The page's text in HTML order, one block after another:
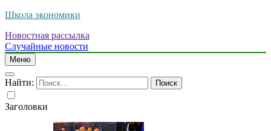
Школа экономики
Новостная рассылка
Случайные новости
Меню
Найти:
Заголовки